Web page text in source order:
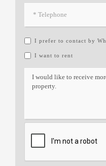
I prefer to contact by
I want to rent